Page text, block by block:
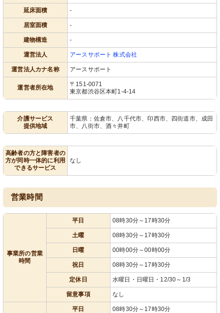
延床面積 -
居室面積 -
建物構造 -
運営法人 アースサポート 株式会社
運営法人カナ名称 アースサポート
運営者所在地
〒151-0071
東京都渋谷区本町1-4-14
介護サービス
提供地域
千葉県：佐倉市、八千代市、印西市、四街道市、成田
市、八街市、酒々井町
高齢者の方と障害者の
方が同時一体的に利用
できるサービス
なし
営業時間
事業所の営業
時間
平日 08時30分～17時30分
土曜 08時30分～17時30分
日曜 00時00分～00時00分
祝日 08時30分～17時30分
定休日 水曜日・日曜日・12/30～1/3
留意事項 なし
平日 08時30分～17時30分